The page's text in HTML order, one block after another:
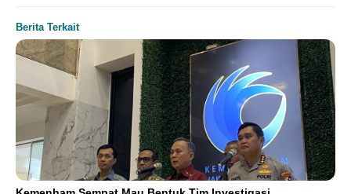
Berita Terkait